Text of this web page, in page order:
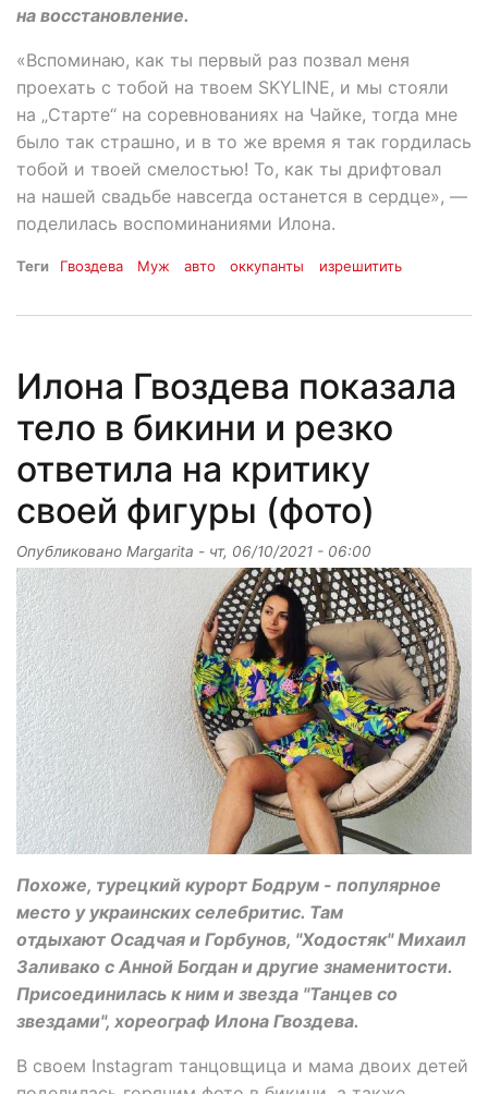
на восстановление.
«Вспоминаю, как ты первый раз позвал меня
проехать с тобой на твоем SKYLINE, и мы стояли
на „Старте“ на соревнованиях на Чайке, тогда мне
было так страшно, и в то же время я так гордилась
тобой и твоей смелостью! То, как ты дрифтовал
на нашей свадьбе навсегда останется в сердце», —
поделилась воспоминаниями Илона.
Теги Гвоздева Муж авто оккупанты изрешитить
Илона Гвоздева показала
тело в бикини и резко
ответила на критику
своей фигуры (фото)
Опубликовано Margarita - чт, 06/10/2021 - 06:00
Похоже, турецкий курорт Бодрум - популярное
место у украинских селебритис. Там
отдыхают Осадчая и Горбунов, "Ходостяк" Михаил
Заливако с Анной Богдан и другие знаменитости.
Присоединилась к ним и звезда "Танцев со
звездами", хореограф Илона Гвоздева.
В своем Instagram танцовщица и мама двоих детей